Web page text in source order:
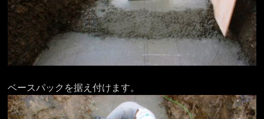
ベースパックを据え付けます。